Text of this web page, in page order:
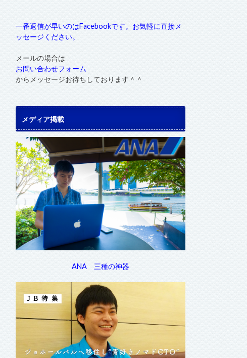
一番返信が早いのはFacebookです。お気軽に直接メ
ッセージください。
メールの場合は
お問い合わせフォーム
からメッセージお待ちしております＾＾
メディア掲載
ANA 三種の神器